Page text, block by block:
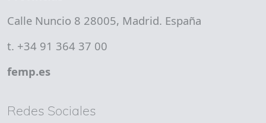
Calle Nuncio 8 28005, Madrid. España
t. +34 91 364 37 00
femp.es
Redes Sociales